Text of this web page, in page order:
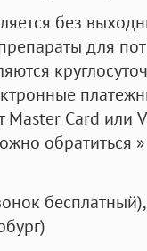
без
для
Master Card или
обратиться
бесплатный),